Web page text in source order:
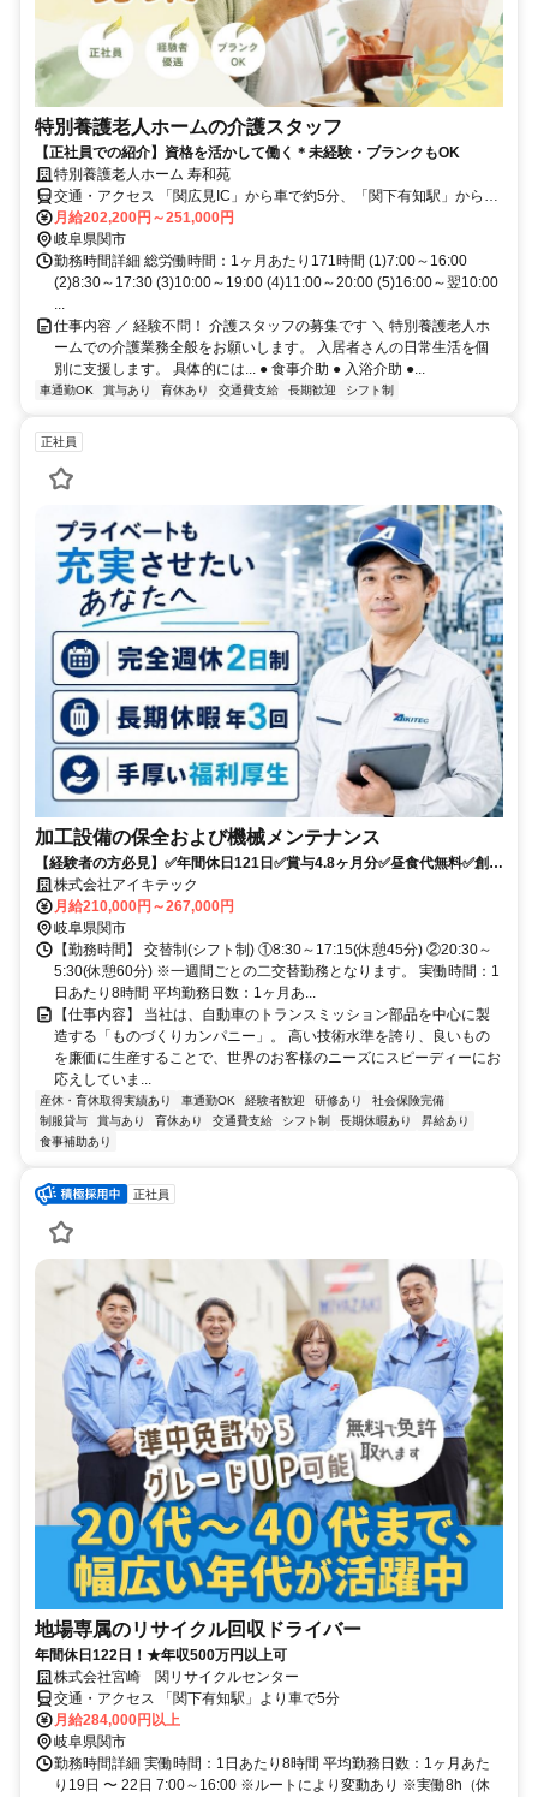
特別養護老人ホームの介護スタッフ
【正社員での紹介】資格を活かして働く＊未経験・ブランクもOK
特別養護老人ホーム 寿和苑
交通・アクセス 「関広見IC」から車で約5分、「関下有知駅」から車
で約15分 ※車通勤OK
月給202,200円～251,000円
岐阜県関市
勤務時間詳細 総労働時間：1ヶ月あたり171時間 (1)7:00～16:00
(2)8:30～17:30 (3)10:00～19:00 (4)11:00～20:00 (5)16:00～翌10:00
...
仕事内容 ／ 経験不問！ 介護スタッフの募集です ＼ 特別養護老人ホ
ームでの介護業務全般をお願いします。 入居者さんの日常生活を個
別に支援します。 具体的には... ● 食事介助 ● 入浴介助 ●...
車通勤OK 賞与あり 育休あり 交通費支給 長期歓迎 シフト制
正社員
加工設備の保全および機械メンテナンス
【経験者の方必見】✅年間休日121日✅賞与4.8ヶ月分✅昼食代無料✅創立
70周年✅水曜日は全社ノー残業デー
株式会社アイキテック
月給210,000円～267,000円
岐阜県関市
【勤務時間】 交替制(シフト制) ①8:30～17:15(休憩45分) ②20:30～
5:30(休憩60分) ※一週間ごとの二交替勤務となります。 実働時間：1
日あたり8時間 平均勤務日数：1ヶ月あ...
【仕事内容】 当社は、自動車のトランスミッション部品を中心に製
造する「ものづくりカンパニー」。 高い技術水準を誇り、良いもの
を廉価に生産することで、世界のお客様のニーズにスピーディーにお
応えしていま...
産休・育休取得実績あり 車通勤OK 経験者歓迎 研修あり
社会保険完備
制服貸与
賞与あり 育休あり 交通費支給 シフト制 長期休暇あり
昇給あり
食事補助あり
正社員
地場専属のリサイクル回収ドライバー
年間休日122日！★年収500万円以上可
株式会社宮崎 関リサイクルセンター
交通・アクセス 「関下有知駅」より車で5分
月給284,000円以上
岐阜県関市
勤務時間詳細 実働時間：1日あたり8時間 平均勤務日数：1ヶ月あた
り19日 〜 22日 7:00～16:00 ※ルートにより変動あり ※実働8h（休